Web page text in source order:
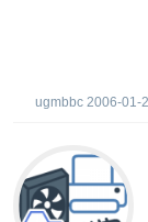
ugmbbc 2006-01-